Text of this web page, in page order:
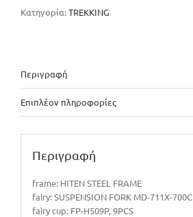
ποσότητα
Κατηγορία:TREKKING
Περιγραφή
Επιπλέον πληροφορίες
Περιγραφή
frame: HITEN STEEL FRAME
fairy: SUSPENSION FORK MD-711X-700C
fairy cup: FP-H509P, 9PCS